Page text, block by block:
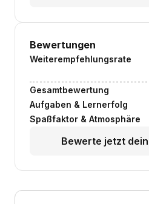
Bewertungen
Weiterempfehlungsrate
Gesamtbewertung
Aufgaben & Lernerfolg
Spaßfaktor & Atmosphäre
Bewerte jetzt